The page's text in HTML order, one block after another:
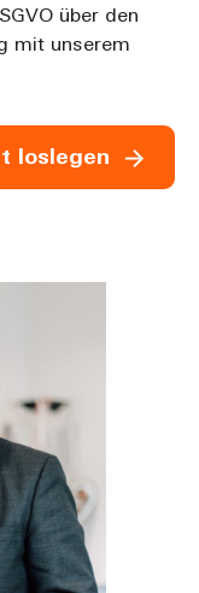
über den
mit unserem
loslegen